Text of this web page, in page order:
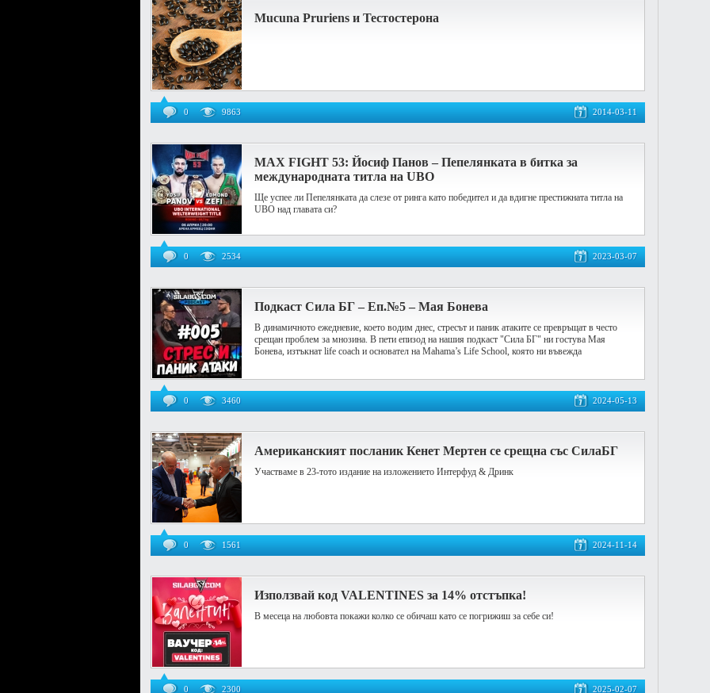
Mucuna Pruriens и Тестостерона
0 9863 2014-03-11
MAX FIGHT 53: Йосиф Панов – Пепелянката в битка за
международната титла на UBO
Ще успее ли Пепелянката да слезе от ринга като победител и да вдигне престижната титла на
UBO над главата си?
0 2534 2023-03-07
Подкаст Сила БГ – Еп.№5 – Мая Бонева
В динамичното ежедневие, което водим днес, стресът и паник атаките се превръщат в често
срещан проблем за мнозина. В пети епизод на нашия подкаст "Сила БГ" ни гостува Мая
Бонева, изтъкнат life coach и основател на Mahama’s Life School, която ни въвежда
0 3460 2024-05-13
Американският посланик Кенет Мертен се срещна със СилаБГ
Участваме в 23-тото издание на изложението Интерфуд & Дринк
0 1561 2024-11-14
Използвай код VALENTINES за 14% отстъпка!
В месеца на любовта покажи колко се обичаш като се погрижиш за себе си!
0 2300 2025-02-07